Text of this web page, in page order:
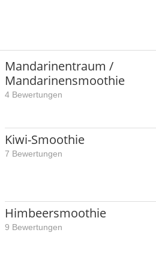
Mandarinentraum /
Mandarinensmoothie
4 Bewertungen
Kiwi-Smoothie
7 Bewertungen
Himbeersmoothie
9 Bewertungen